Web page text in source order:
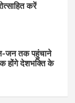
करें
जन तक पहुंचाने
होंगे देशभक्ति के